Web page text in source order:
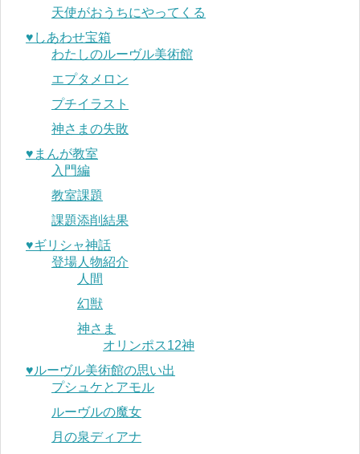
天使がおうちにやってくる
♥︎しあわせ宝箱
わたしのルーヴル美術館
エプタメロン
プチイラスト
神さまの失敗
♥︎まんが教室
入門編
教室課題
課題添削結果
♥︎ギリシャ神話
登場人物紹介
人間
幻獣
神さま
オリンポス12神
♥︎ルーヴル美術館の思い出
プシュケとアモル
ルーヴルの魔女
月の泉ディアナ